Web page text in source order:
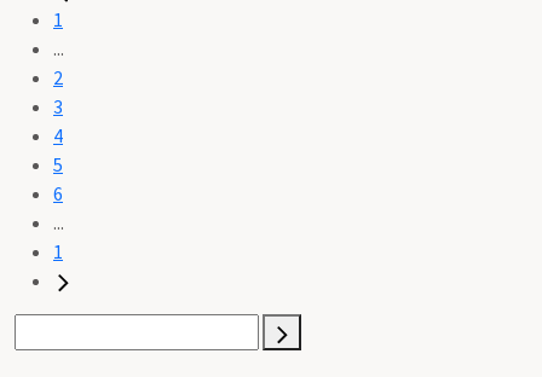
1
...
2
3
4
5
6
...
1